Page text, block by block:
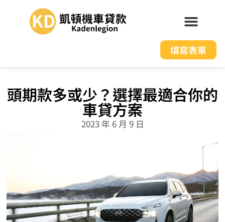
填寫表單
頭期款多或少？選擇最適合你的
車貸方案
2023 年 6 月 9 日